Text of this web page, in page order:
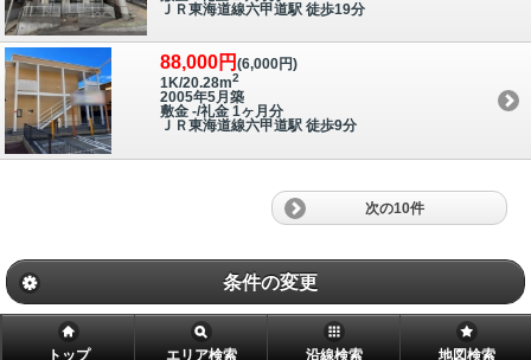
ＪＲ東海道線六甲道駅 徒歩19分
88,000円 (6,000円)
1K/20.28m2
2005年5月築
敷金 -/礼金 1ヶ月分
ＪＲ東海道線六甲道駅 徒歩9分
次の10件
条件の変更
トップ エリア検索 沿線検索 地図検索